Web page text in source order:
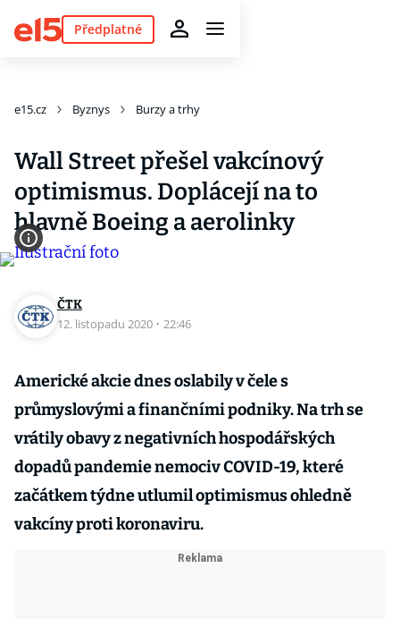
Předplatné
e15.cz Byznys Burzy a trhy
Wall Street přešel vakcínový
optimismus. Doplácejí na to
hlavně Boeing a aerolinky
ČTK
12. listopadu 2020 · 22:46
Americké akcie dnes oslabily v čele s
průmyslovými a finančními podniky. Na trh se
vrátily obavy z negativních hospodářských
dopadů pandemie nemociv COVID-19, které
začátkem týdne utlumil optimismus ohledně
vakcíny proti koronaviru.